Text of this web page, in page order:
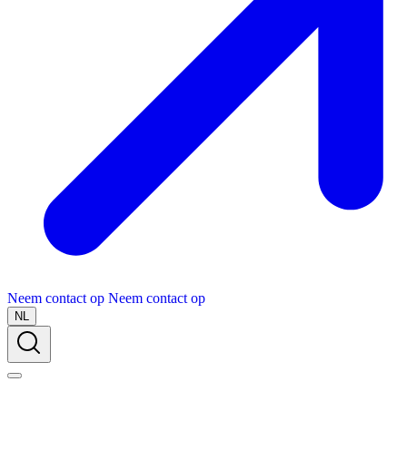
Neem contact op Neem contact op
NL